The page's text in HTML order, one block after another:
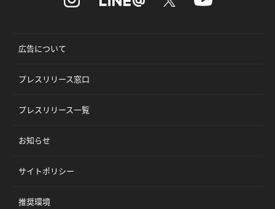
広告について
プレスリリース窓口
プレスリリース一覧
お知らせ
サイトポリシー
推奨環境